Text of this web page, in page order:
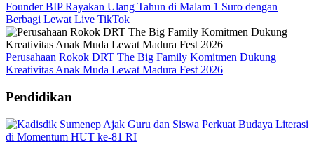
Founder BIP Rayakan Ulang Tahun di Malam 1 Suro dengan
Berbagi Lewat Live TikTok
Perusahaan Rokok DRT The Big Family Komitmen Dukung
Kreativitas Anak Muda Lewat Madura Fest 2026
Pendidikan